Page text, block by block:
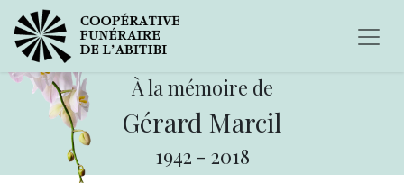
À la mémoire de
Gérard Marcil
1942 - 2018